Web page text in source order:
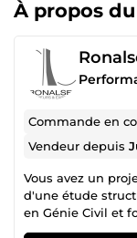
À propos
Commande en
Vendeur depuis
Vous avez un
d'une étude
en Génie Civil et
votre disposition